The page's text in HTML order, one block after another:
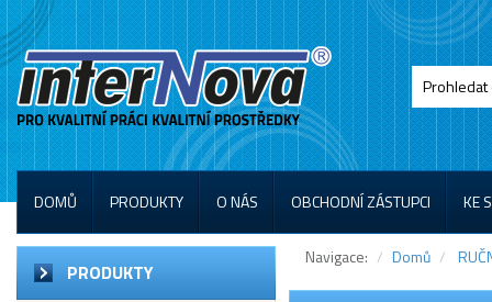
DOMŮ PRODUKTY O NÁS OBCHODNÍ ZÁSTUPCI KE
PRODUKTY
Navigace: Domů